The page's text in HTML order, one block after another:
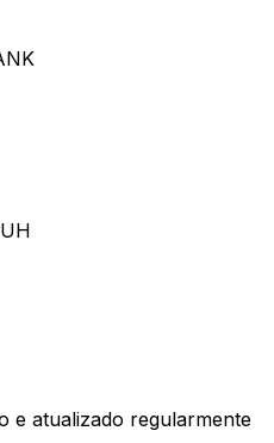
e atualizado regularmente